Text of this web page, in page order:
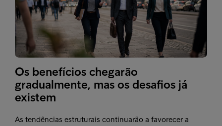
Os benefícios chegarão
gradualmente, mas os desafios já
existem
As tendências estruturais continuarão a favorecer a